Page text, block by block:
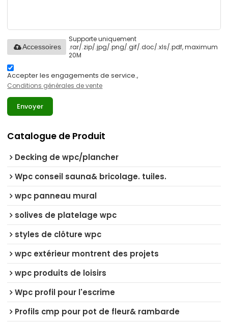
Supporte uniquement
.rar/.zip/.jpg/.png/.gif/.doc/.xls/.pdf, maximum
20M
Accessoires
Accepter les engagements de service.,
Conditions générales de vente
Envoyer
Catalogue de Produit
Decking de wpc/plancher
Wpc conseil sauna& bricolage. tuiles.
wpc panneau mural
solives de platelage wpc
styles de clôture wpc
wpc extérieur montrent des projets
wpc produits de loisirs
Wpc profil pour l'escrime
Profils cmp pour pot de fleur& rambarde